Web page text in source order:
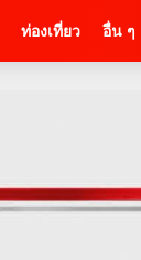
ท่องเที่ยว อื่น ๆ